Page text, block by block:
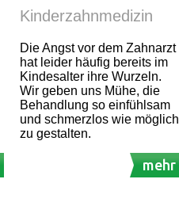
Kinderzahnmedizin
Die Angst vor dem Zahnarzt
hat leider häufig bereits im
Kindesalter ihre Wurzeln.
Wir geben uns Mühe, die
Behandlung so einfühlsam
und schmerzlos wie möglich
zu gestalten.
mehr